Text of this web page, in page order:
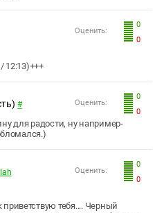
0
0
Оценить:
12:13)+++
0
0
Оценить:
#
для радости, ну например-
0
0
Оценить:
тебя.... Черный